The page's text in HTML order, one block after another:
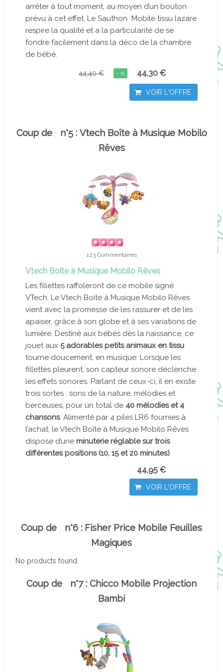
arrêter à tout moment, au moyen d’un bouton
prévu à cet effet. Le Sauthon Mobile tissu lazare
respire la qualité et a la particularité de se
fondre facilement dans la déco de la chambre
de bébé.
44,40 € - 0 44,30 €
VOIR L'OFFRE
Coup de
n°5 : Vtech Boîte à Musique Mobilo
Rêves
123 Commentaires
Vtech Boîte à Musique Mobilo Rêves
Les fillettes raffoleront de ce mobile signé
VTech. Le Vtech Boîte à Musique Mobilo Rêves
vient avec la promesse de les rassurer et de les
apaiser, grâce à son globe et à ses variations de
lumière. Destiné aux bébés dès la naissance, ce
jouet aux 5 adorables petits animaux en tissu
tourne doucement, en musique. Lorsque les
fillettes pleurent, son capteur sonore déclenche
les effets sonores. Parlant de ceux-ci, il en existe
trois sortes : sons de la nature, mélodies et
berceuses, pour un total de 40 mélodies et 4
chansons. Alimenté par 4 piles LR6 fournies à
l’achat, le Vtech Boîte à Musique Mobilo Rêves
dispose d’une minuterie réglable sur trois
différentes positions (10, 15 et 20 minutes).
44,95 €
VOIR L'OFFRE
Coup de
n°6 : Fisher Price Mobile Feuilles
Magiques
No products found.
Coup de
n°7 : Chicco Mobile Projection
Bambi